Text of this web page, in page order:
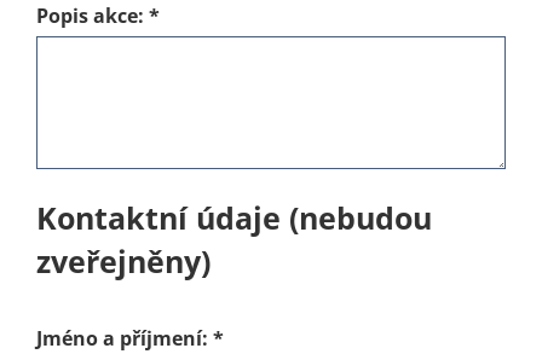
Popis akce: *
Kontaktní údaje (nebudou
zveřejněny)
Jméno a příjmení: *